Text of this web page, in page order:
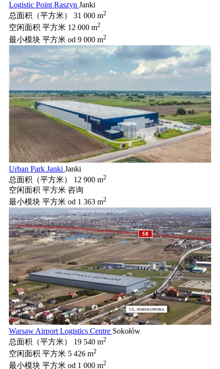
Logistic Point Raszyn Janki
总面积（平方米）
31 000 m2
空闲面积 平方米 12 000 m2
最小模块 平方米 od 9 000 m2
Urban Park Janki Janki
总面积（平方米）
12 900 m2
空闲面积 平方米 咨询
最小模块 平方米 od 1 363 m2
Warsaw Airport Logistics Centre Sokołów
总面积（平方米）
19 540 m2
空闲面积 平方米 5 426 m2
最小模块 平方米 od 1 000 m2